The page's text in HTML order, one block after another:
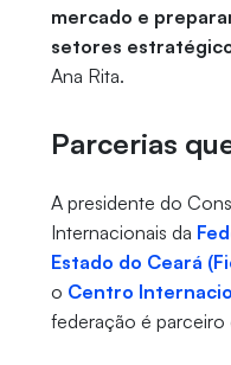
mercado e
setores
Ana Rita.
Parcerias
A presidente do
Internacionais da
Estado do Ceará
o Centro
federação é parceiro